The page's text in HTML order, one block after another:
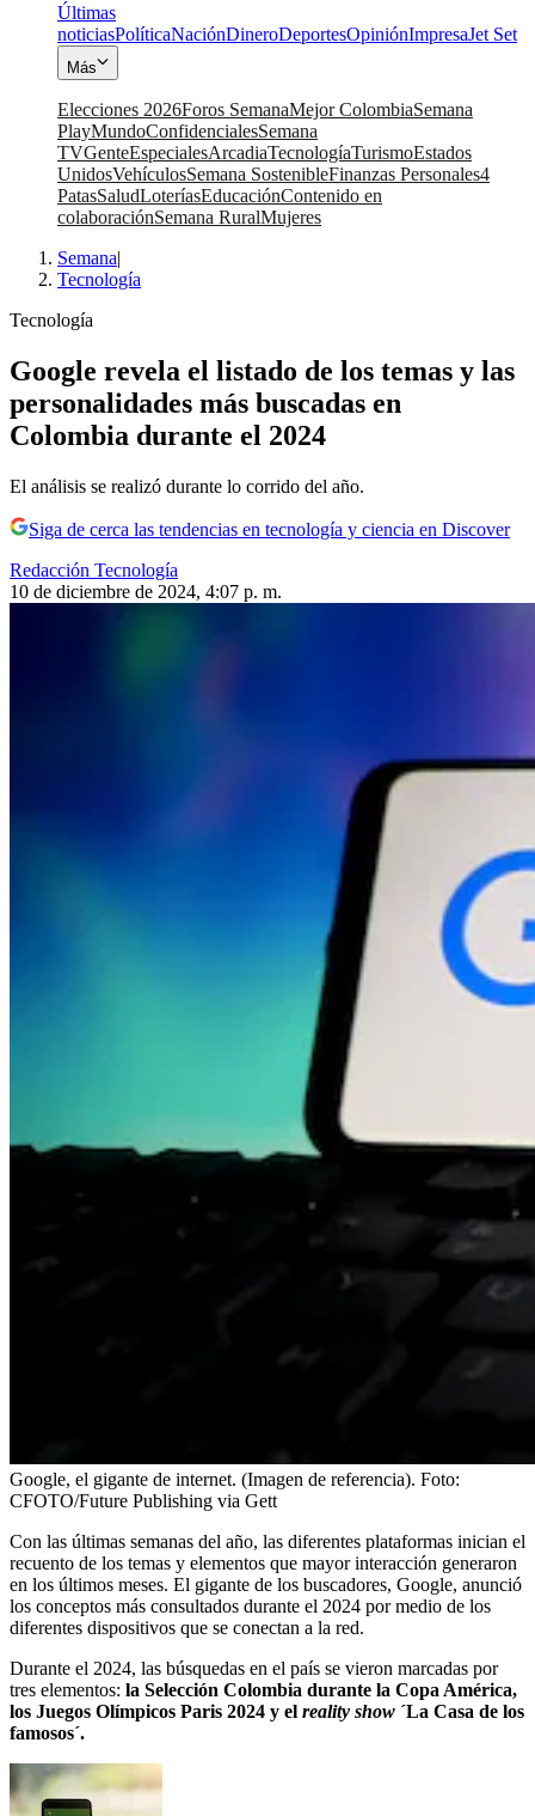
Últimas
noticiasPolíticaNaciónDineroDeportesOpiniónImpresaJet Set
Más
Elecciones 2026Foros SemanaMejor ColombiaSemana
PlayMundoConfidencialesSemana
TVGenteEspecialesArcadiaTecnologíaTurismoEstados
UnidosVehículosSemana SostenibleFinanzas Personales4
PatasSaludLoteríasEducaciónContenido en
colaboraciónSemana RuralMujeres
Semana|
Tecnología
Tecnología
Google revela el listado de los temas y las
personalidades más buscadas en
Colombia durante el 2024
El análisis se realizó durante lo corrido del año.
Siga de cerca las tendencias en tecnología y ciencia en Discover
Redacción Tecnología
10 de diciembre de 2024, 4:07 p. m.
Google, el gigante de internet. (Imagen de referencia). Foto:
CFOTO/Future Publishing via Gett
Con las últimas semanas del año, las diferentes plataformas inician el
recuento de los temas y elementos que mayor interacción generaron
en los últimos meses. El gigante de los buscadores, Google, anunció
los conceptos más consultados durante el 2024 por medio de los
diferentes dispositivos que se conectan a la red.
Durante el 2024, las búsquedas en el país se vieron marcadas por
tres elementos: la Selección Colombia durante la Copa América,
los Juegos Olímpicos Paris 2024 y el reality show ´La Casa de los
famosos´.